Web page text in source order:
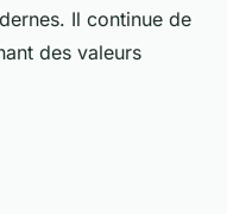
Il continue de
des valeurs